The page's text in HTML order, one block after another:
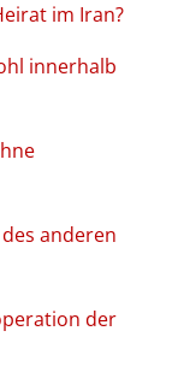
im Iran?
innerhalb
anderen
der